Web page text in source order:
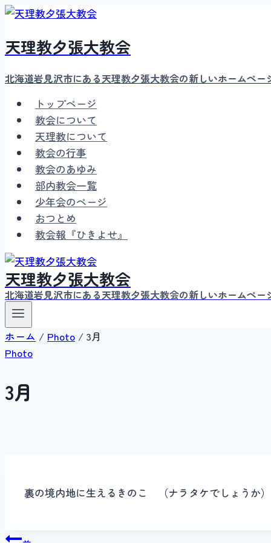
内
を
キ
天理教夕張大教会
北海道岩見沢市にある天理教夕張大教会の新しいホームペー
トップページ
教会について
天理教について
教会の行事
教会のあゆみ
部内教会一覧
少年会のページ
おつとめ
教会報『ひきよせ』
天理教夕張大教会
北海道岩見沢市にある天理教夕張大教会の新しいホームペー
ホーム / Photo / 3月
Photo
3月
裏の境内地に生えるきのこ （ナラタケでしょうか）